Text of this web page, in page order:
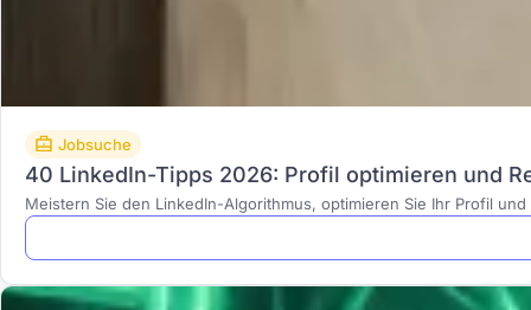
Jobsuche
40 LinkedIn-Tipps 2026: Profil optimieren und
Meistern Sie den LinkedIn-Algorithmus, optimieren Sie Ihr Profil